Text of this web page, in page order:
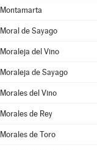
Montamarta
Moral de Sayago
Moraleja del Vino
Moraleja de Sayago
Morales del Vino
Morales de Rey
Morales de Toro